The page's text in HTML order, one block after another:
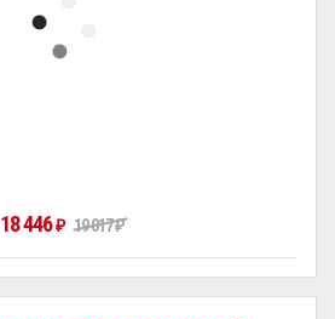
18 446₽ 19 017₽